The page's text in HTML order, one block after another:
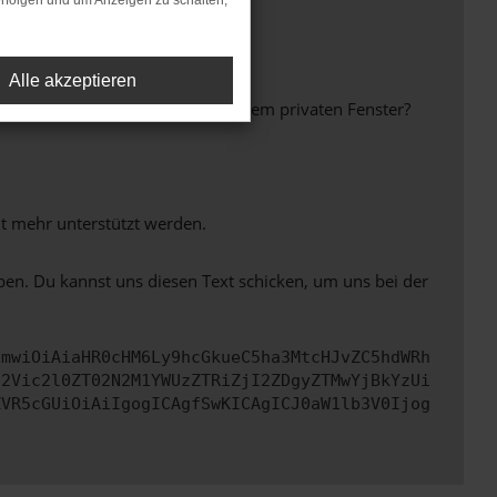
anderen Browser oder in einem privaten Fenster?
mehr unterstützt werden.
Du kannst uns diesen Text schicken, um uns bei der
Alle akzeptieren